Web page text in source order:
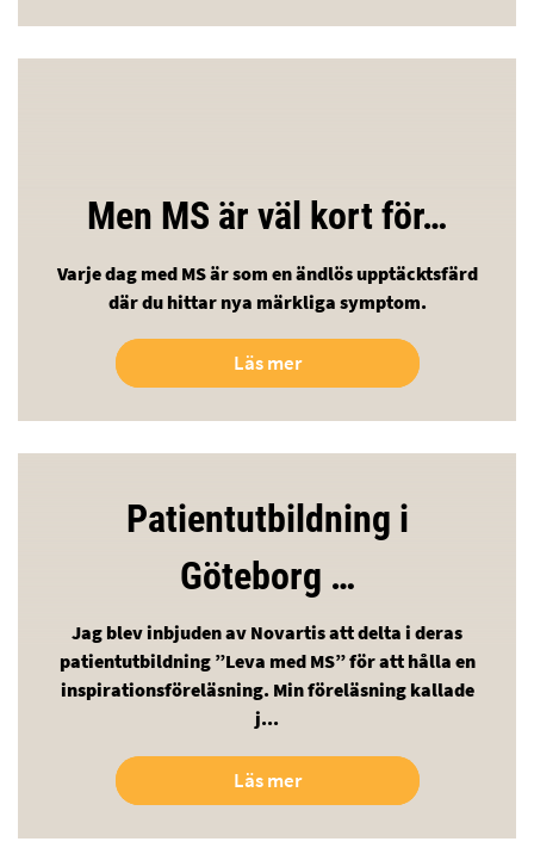
Men MS är väl kort för…
Varje dag med MS är som en ändlös upptäcktsfärd
där du hittar nya märkliga symptom.
Läs mer
Patientutbildning i
Göteborg …
Jag blev inbjuden av Novartis att delta i deras
patientutbildning ”Leva med MS” för att hålla en
inspirationsföreläsning. Min föreläsning kallade
j...
Läs mer